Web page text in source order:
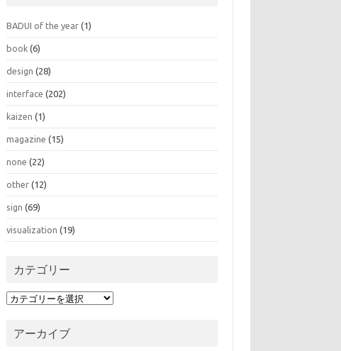
BADUI of the year (1)
book (6)
design (28)
interface (202)
kaizen (1)
magazine (15)
none (22)
other (12)
sign (69)
visualization (19)
カテゴリー
カ
リアーカイブ